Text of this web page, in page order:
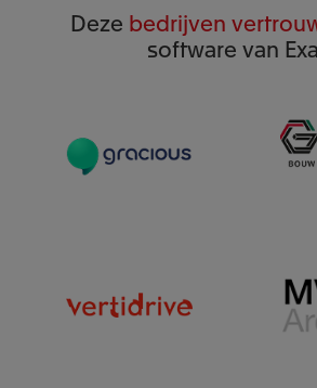
Deze bedrijven
software van